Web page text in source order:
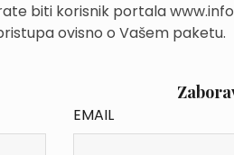
biti korisnik portala
ovisno o Vašem paketu.
EMAIL